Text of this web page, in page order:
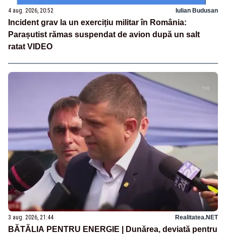
4 aug. 2026, 20:52 Iulian Budusan
Incident grav la un exercițiu militar în România:
Parașutist rămas suspendat de avion după un salt
ratat VIDEO
3 aug. 2026, 21:44 Realitatea.NET
BĂTĂLIA PENTRU ENERGIE | Dunărea, deviată pentru